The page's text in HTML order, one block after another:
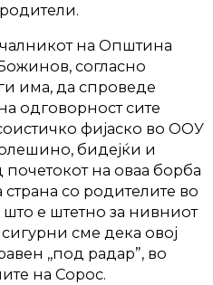
на Општина
согласно
има, да спроведе
одговорност сите
фијаско во ООУ
бидејќи и
на оваа борба
страна со родителите во
што е штетно за нивниот
сме дека овој
,,под радар”, во
на Сорос.